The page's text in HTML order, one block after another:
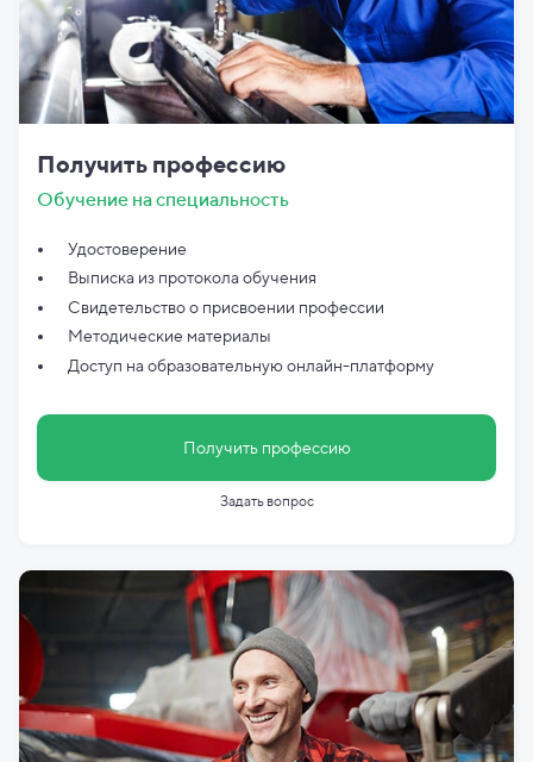
Получить профессию
Обучение на специальность
Удостоверение
Выписка из протокола обучения
Свидетельство о присвоении профессии
Методические материалы
Доступ на образовательную онлайн-платформу
Получить профессию
Задать вопрос